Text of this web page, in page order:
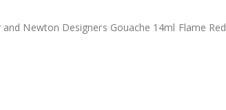
and Newton Designers Gouache 14ml Flame Red